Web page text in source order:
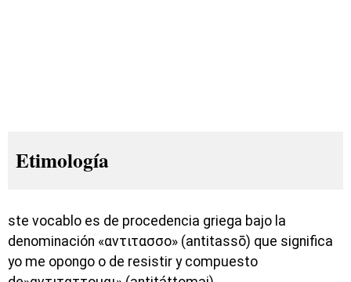
Etimología
ste vocablo es de procedencia griega bajo la
denominación «αντιτασσο» (antitassō) que significa
yo me opongo o de resistir y compuesto